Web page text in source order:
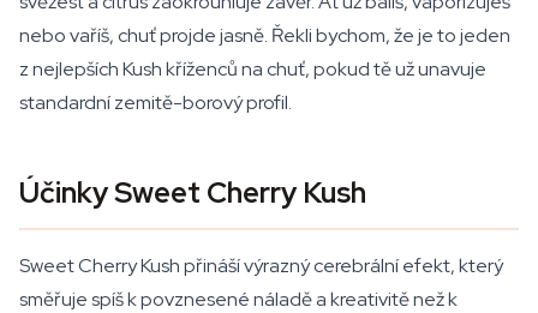
nebo vaříš, chuť projde jasně. Řekli bychom, že je to jeden
z nejlepších Kush kříženců na chuť, pokud tě už unavuje
standardní zemitě-borový profil.
Účinky Sweet Cherry Kush
Sweet Cherry Kush přináší výrazný cerebrální efekt, který
směřuje spíš k povznesené náladě a kreativitě než k